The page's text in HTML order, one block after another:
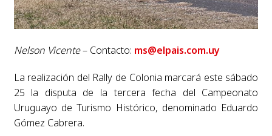
Nelson Vicente– Contacto: ms@elpais.com.uy
La realización del Rally de Colonia marcará este sábado
25 la disputa de la tercera fecha del Campeonato
Uruguayo de Turismo Histórico, denominado Eduardo
Gómez Cabrera.